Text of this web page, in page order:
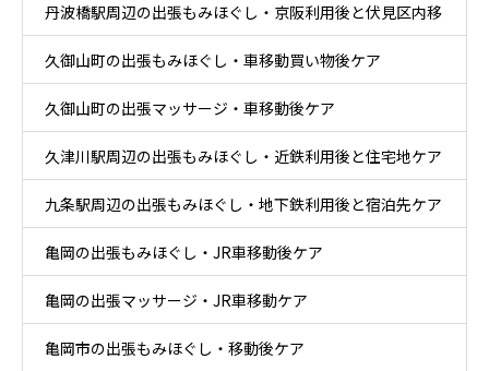
ア
丹波橋駅周辺の出張もみほぐし・京阪利用後と伏見区内移
動ケア
久御山町の出張もみほぐし・車移動買い物後ケア
久御山町の出張マッサージ・車移動後ケア
久津川駅周辺の出張もみほぐし・近鉄利用後と住宅地ケア
九条駅周辺の出張もみほぐし・地下鉄利用後と宿泊先ケア
亀岡の出張もみほぐし・JR車移動後ケア
亀岡の出張マッサージ・JR車移動ケア
亀岡市の出張もみほぐし・移動後ケア